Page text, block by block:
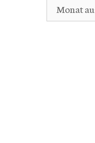
Archiv